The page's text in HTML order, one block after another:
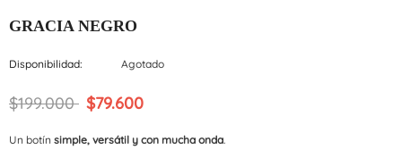
GRACIA NEGRO
Disponibilidad: Agotado
$199.000 $79.600
Un botín simple, versátil y con mucha onda.